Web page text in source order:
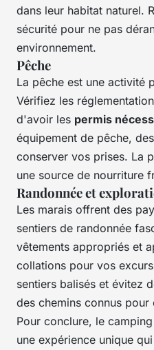
dans leur habitat naturel.
sécurité pour ne pas
environnement.
Pêche
La pêche est une activité
Vérifiez les
d'avoir les permis
équipement de pêche,
conserver vos prises. La
une source de nourriture
Randonnée et
Les marais offrent des
sentiers de randonnée
vêtements appropriés et
collations pour vos
sentiers balisés et évitez
des chemins connus
Pour conclure, le
une expérience unique